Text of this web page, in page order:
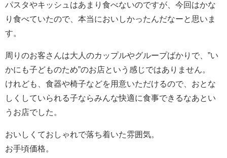
パスタやキッシュはあまり食べないのですが、今回はかな
り食べていたので、本当においしかったんだなーと思いま
す。
周りのお客さんは大人のカップルやグループばかりで、”い
かにも子どものため”のお店という感じではありません。
けれども、食器や椅子などを用意いただけるので、おとな
しくしていられる子ならみんな快適に食事できるなあとい
うお店でした。
おいしくておしゃれで落ち着いた雰囲気。
お手頃価格。